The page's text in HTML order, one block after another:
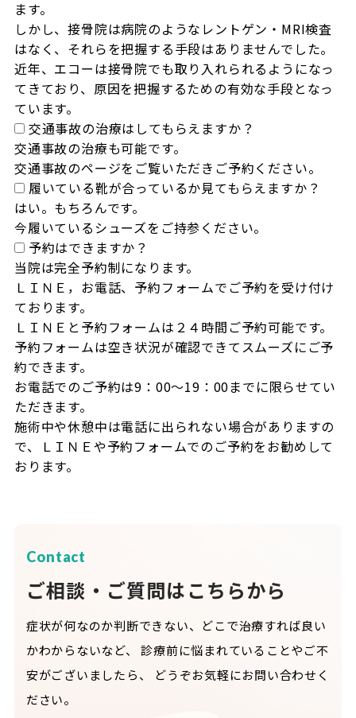
ます。
しかし、接骨院は病院のようなレントゲン・MRI検査
はなく、それらを把握する手段はありませんでした。
近年、エコーは接骨院でも取り入れられるようになっ
てきており、原因を把握するための有効な手段となっ
ています。
交通事故の治療はしてもらえますか？
交通事故の治療も可能です。
交通事故のページをご覧いただきご予約ください。
履いている靴が合っているか見てもらえますか？
はい。もちろんです。
今履いているシューズをご持参ください。
予約はできますか？
当院は完全予約制になります。
ＬＩＮＥ，お電話、予約フォームでご予約を受け付け
ております。
ＬＩＮＥと予約フォームは２４時間ご予約可能です。
予約フォームは空き状況が確認できてスムーズにご予
約できます。
お電話でのご予約は9：00～19：00までに限らせてい
ただきます。
施術中や休憩中は電話に出られない場合がありますの
で、ＬＩＮＥや予約フォームでのご予約をお勧めして
おります。
Contact
ご相談・ご質問はこちらから
症状が何なのか判断できない、どこで治療すれば良い
かわからないなど、
診療前に悩まれていることやご不
安がございましたら、
どうぞお気軽にお問い合わせく
ださい。